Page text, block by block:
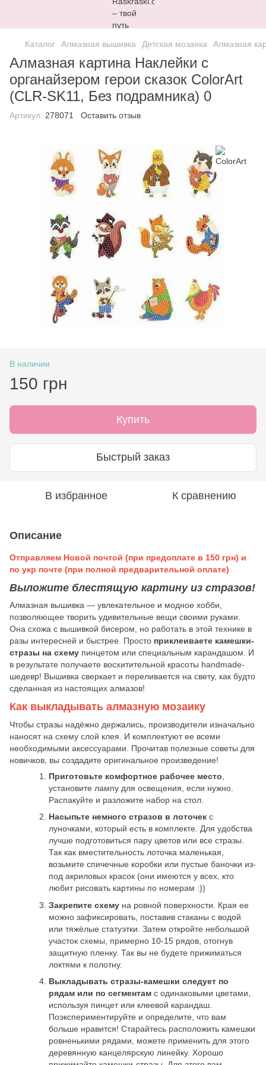
Каталог Алмазная вышивка Детская мозаика Алмазная
Алмазная картина Наклейки с
органайзером герои сказок ColorArt
(CLR-SK11, Без подрамника) 0
Артикул: 278071 Оставить отзыв
В наличии
150 грн
Купить
Быстрый заказ
В избранное К сравнению
Описание
Отправляем Новой почтой (при предоплате в 150 грн) и
по укр почте (при полной предварительной оплате)
Выложите блестящую картину из стразов!
Алмазная вышивка — увлекательное и модное хобби,
позволяющее творить удивительные вещи своими руками.
Она схожа с вышивкой бисером, но работать в этой технике в
разы интересней и быстрее. Просто приклеиваете камешки-
стразы на схему пинцетом или специальным карандашом. И
в результате получаете восхитительной красоты handmade-
шедевр! Вышивка сверкает и переливается на свету, как будто
сделанная из настоящих алмазов!
Как выкладывать алмазную мозаику
Чтобы стразы надёжно держались, производители изначально
наносят на схему слой клея. И комплектуют ее всеми
необходимыми аксессуарами. Прочитав полезные советы для
новичков, вы создадите оригинальное произведение!
Приготовьте комфортное рабочее место
установите лампу для освещения, если нужно.
Распакуйте и разложите набор на стол.
Насыпьте немного стразов в лоточек с
луночками, который есть в комплекте. Для удобства
лучше подготовиться пару цветов или все стразы.
Так как вместительность лоточка маленькая,
возьмите спичечные коробки или пустые баночки из-
под акриловых красок (они имеются у всех, кто
любит рисовать картины по номерам :))
Закрепите схему на ровной поверхности. Края ее
можно зафиксировать, поставив стаканы с водой
или тяжёлые статуэтки. Затем откройте небольшой
участок схемы, примерно 10-15 рядов, отогнув
защитную пленку. Так вы не будете прижиматься
локтями к полотну.
Выкладывать стразы-камешки следует по
рядам или по сегментам с одинаковыми цветами,
используя пинцет или клеевой карандаш.
Поэкспериментируйте и определите, что вам
больше нравится! Старайтесь расположить камешки
ровненькими рядами, можете применить для этого
деревянную канцелярскую линейку. Хорошо